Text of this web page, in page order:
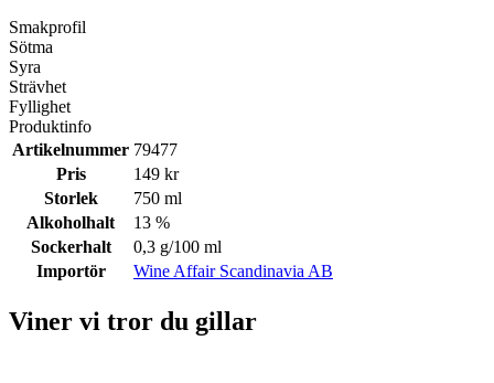
Smakprofil
Sötma
Syra
Strävhet
Fyllighet
Produktinfo
Artikelnummer 79477
Pris
149 kr
Storlek
750 ml
Alkoholhalt
13 %
Sockerhalt
0,3 g/100 ml
Importör
Wine Affair Scandinavia AB
Viner vi tror du gillar